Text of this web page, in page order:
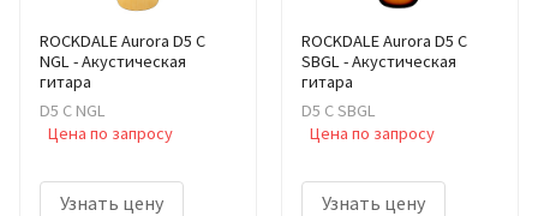
ROCKDALE Aurora D5 C
NGL - Акустическая
гитара
D5 C NGL
Цена по запросу
Узнать цену
ROCKDALE Aurora D5 C
SBGL - Акустическая
гитара
D5 C SBGL
Цена по запросу
Узнать цену